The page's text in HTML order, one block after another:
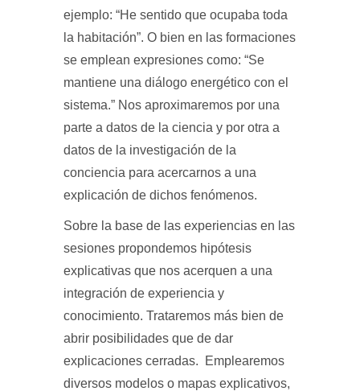
ejemplo: “He sentido que ocupaba toda
la habitación”. O bien en las formaciones
se emplean expresiones como: “Se
mantiene una diálogo energético con el
sistema.” Nos aproximaremos por una
parte a datos de la ciencia y por otra a
datos de la investigación de la
conciencia para acercarnos a una
explicación de dichos fenómenos.
Sobre la base de las experiencias en las
sesiones propondemos hipótesis
explicativas que nos acerquen a una
integración de experiencia y
conocimiento. Trataremos más bien de
abrir posibilidades que de dar
explicaciones cerradas. Emplearemos
diversos modelos o mapas explicativos,